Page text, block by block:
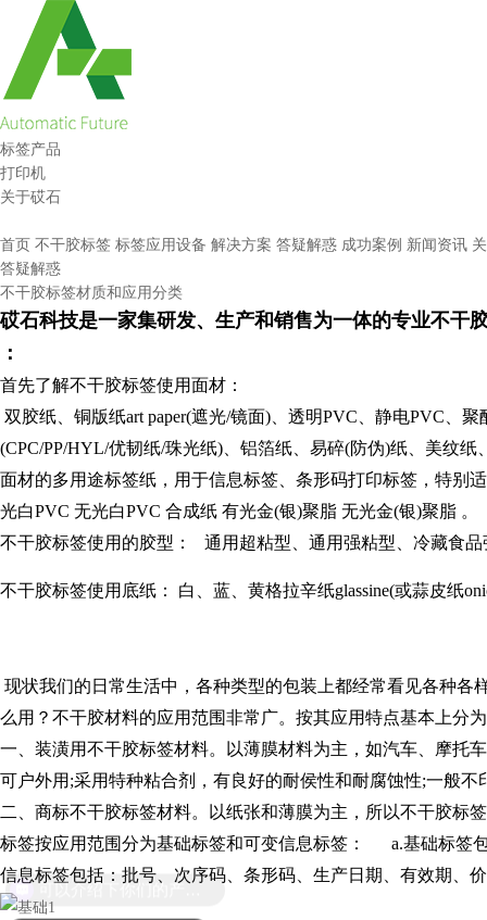
标签产品
打印机
关于砹石
首页 不干胶标签 标签应用设备 解决方案 答疑解惑 成功案例 新闻资讯
答疑解惑
不干胶标签材质和应用分类
砹石科技是一家集研发、生产和销售为一体的专业不干
：
首先了解不干胶标签使用面材：
双胶纸、铜版纸art paper(遮光/镜面)、透明PVC、静电PVC、
(CPC/PP/HYL/优韧纸/珠光纸)、铝箔纸、易碎(防伪)纸、美纹
面材的多用途标签纸，用于信息标签、条形码打印标签，特别
光白PVC 无光白PVC 合成纸 有光金(银)聚脂 无光金(银)聚脂
不干胶标签使用的胶型： 通用超粘型、通用强粘型、冷藏食
不干胶标签使用底纸： 白、蓝、黄格拉辛纸glassine(或蒜皮纸
现状我们的日常生活中，各种类型的包装上都经常看见各种
么用？不干胶材料的应用范围非常广。按其应用特点基本上分
一、装潢用不干胶标签材料。以薄膜材料为主，如汽车、摩托
可户外用;采用特种粘合剂，有良好的耐侯性和耐腐蚀性;一般
二、商标不干胶标签材料。以纸张和薄膜为主，所以不干胶标
标签按应用范围分为基础标签和可变信息标签： a.基础标签
信息标签包括：批号、次序码、条形码、生产日期、有效期、
可以介绍下你们的产品么？